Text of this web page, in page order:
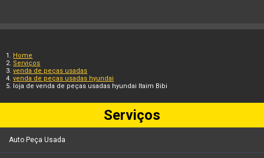
Home
Serviços
venda de peças usadas
venda de peças usadas hyundai
loja de venda de peças usadas hyundai Itaim Bibi
Serviços
Auto Peça Usada